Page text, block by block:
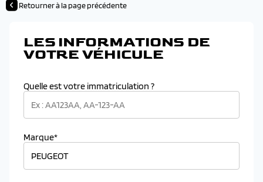
Retourner à la page précédente
LES INFORMATIONS DE
VOTRE VÉHICULE
Quelle est votre immatriculation ?
Marque*